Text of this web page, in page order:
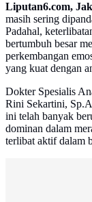
Liputan6.com,
masih sering
Padahal,
bertumbuh besar
perkembangan
yang kuat dengan
Dokter Spesialis
Rini Sekartini,
ini telah banyak
dominan dalam
terlibat aktif dalam